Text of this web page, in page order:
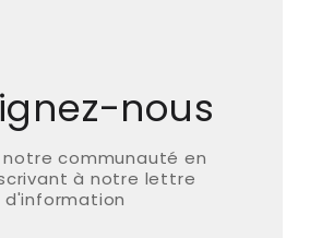
nous
communauté en
à notre lettre
d'information